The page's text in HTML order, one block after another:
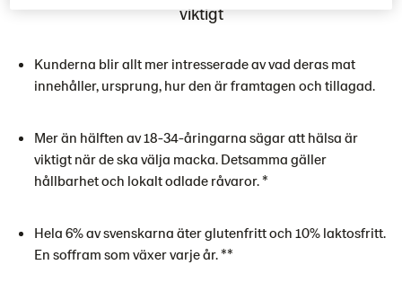
viktigt
Kunderna blir allt mer intresserade av vad deras mat
innehåller, ursprung, hur den är framtagen och tillagad.
Mer än hälften av 18-34-åringarna sägar att hälsa är
viktigt när de ska välja macka. Detsamma gäller
hållbarhet och lokalt odlade råvaror. *
Hela 6% av svenskarna äter glutenfritt och 10% laktosfritt.
En soffram som växer varje år. **